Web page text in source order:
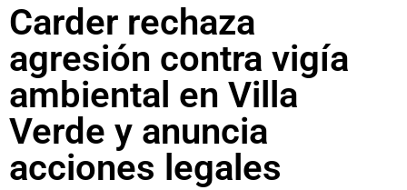
Carder rechaza
agresión contra vigía
ambiental en Villa
Verde y anuncia
acciones legales